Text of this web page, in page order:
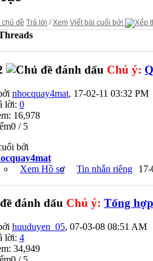
chủ đề Trả lời /Xem Viết bài cuối bởi
Chú ý:
nhocquay4mat, 17-02-11 03:32 PM
lời: 0
16,978
/ 5
bởi
Xem Hồ sơ
Tin nhắn riêng 17-
Chú ý: Tổng
huuduyen_05, 07-03-08 08:51 AM
lời: 4
34,949